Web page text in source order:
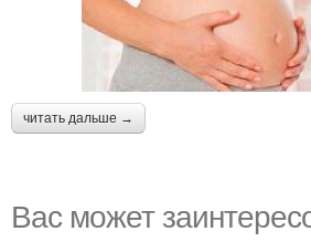
читать дальше →
Вас может